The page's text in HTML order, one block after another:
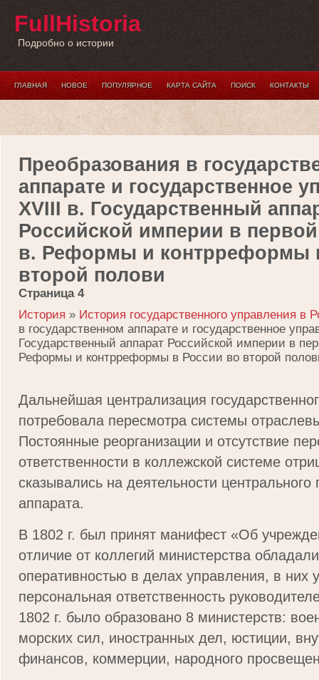
FullHistoria
Подробно о истории
ГЛАВНАЯ НОВОЕ ПОПУЛЯРНОЕ КАРТА САЙТА ПОИСК КОНТАКТЫ
Преобразования в
аппарате и государственное
XVIII в. Государственный
Российской империи в
в. Реформы и контрреформы
второй полови
Страница 4
История » История государственного управления в
в государственном аппарате и государственное
Государственный аппарат Российской империи в
Реформы и контрреформы в России во второй
Дальнейшая централизация
потребовала пересмотра системы
Постоянные реорганизации и отсутствие
ответственности в коллежской системе
сказывались на деятельности центрального
аппарата.
В 1802 г. был принят манифест «Об
отличие от коллегий министерства
оперативностью в делах управления, в них
персональная ответственность
1802 г. было образовано 8 министерств:
морских сил, иностранных дел, юстиции,
финансов, коммерции, народного